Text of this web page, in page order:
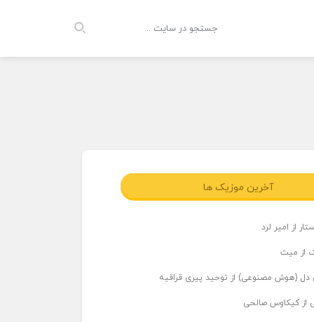
آخرین موزیک ها
از امیر لرد
از میث
دل (هوش مصنوعی) از توحید پیری قراقیه
از کیکاوس صالحی